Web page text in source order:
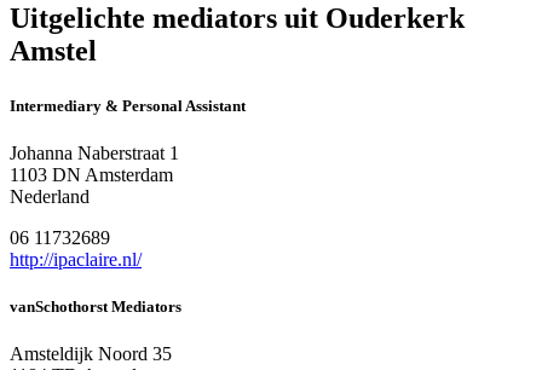
Uitgelichte mediators uit Ouderkerk
Amstel
Intermediary & Personal Assistant
Johanna Naberstraat 1
1103 DN Amsterdam
Nederland
06 11732689
http://ipaclaire.nl/
vanSchothorst Mediators
Amsteldijk Noord 35